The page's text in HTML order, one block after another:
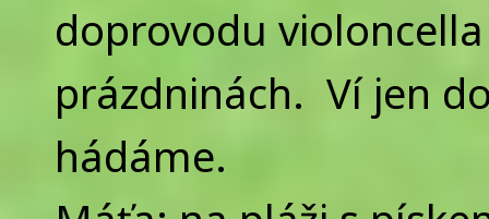
doprovodu
prázdninách. Ví jen
hádáme.